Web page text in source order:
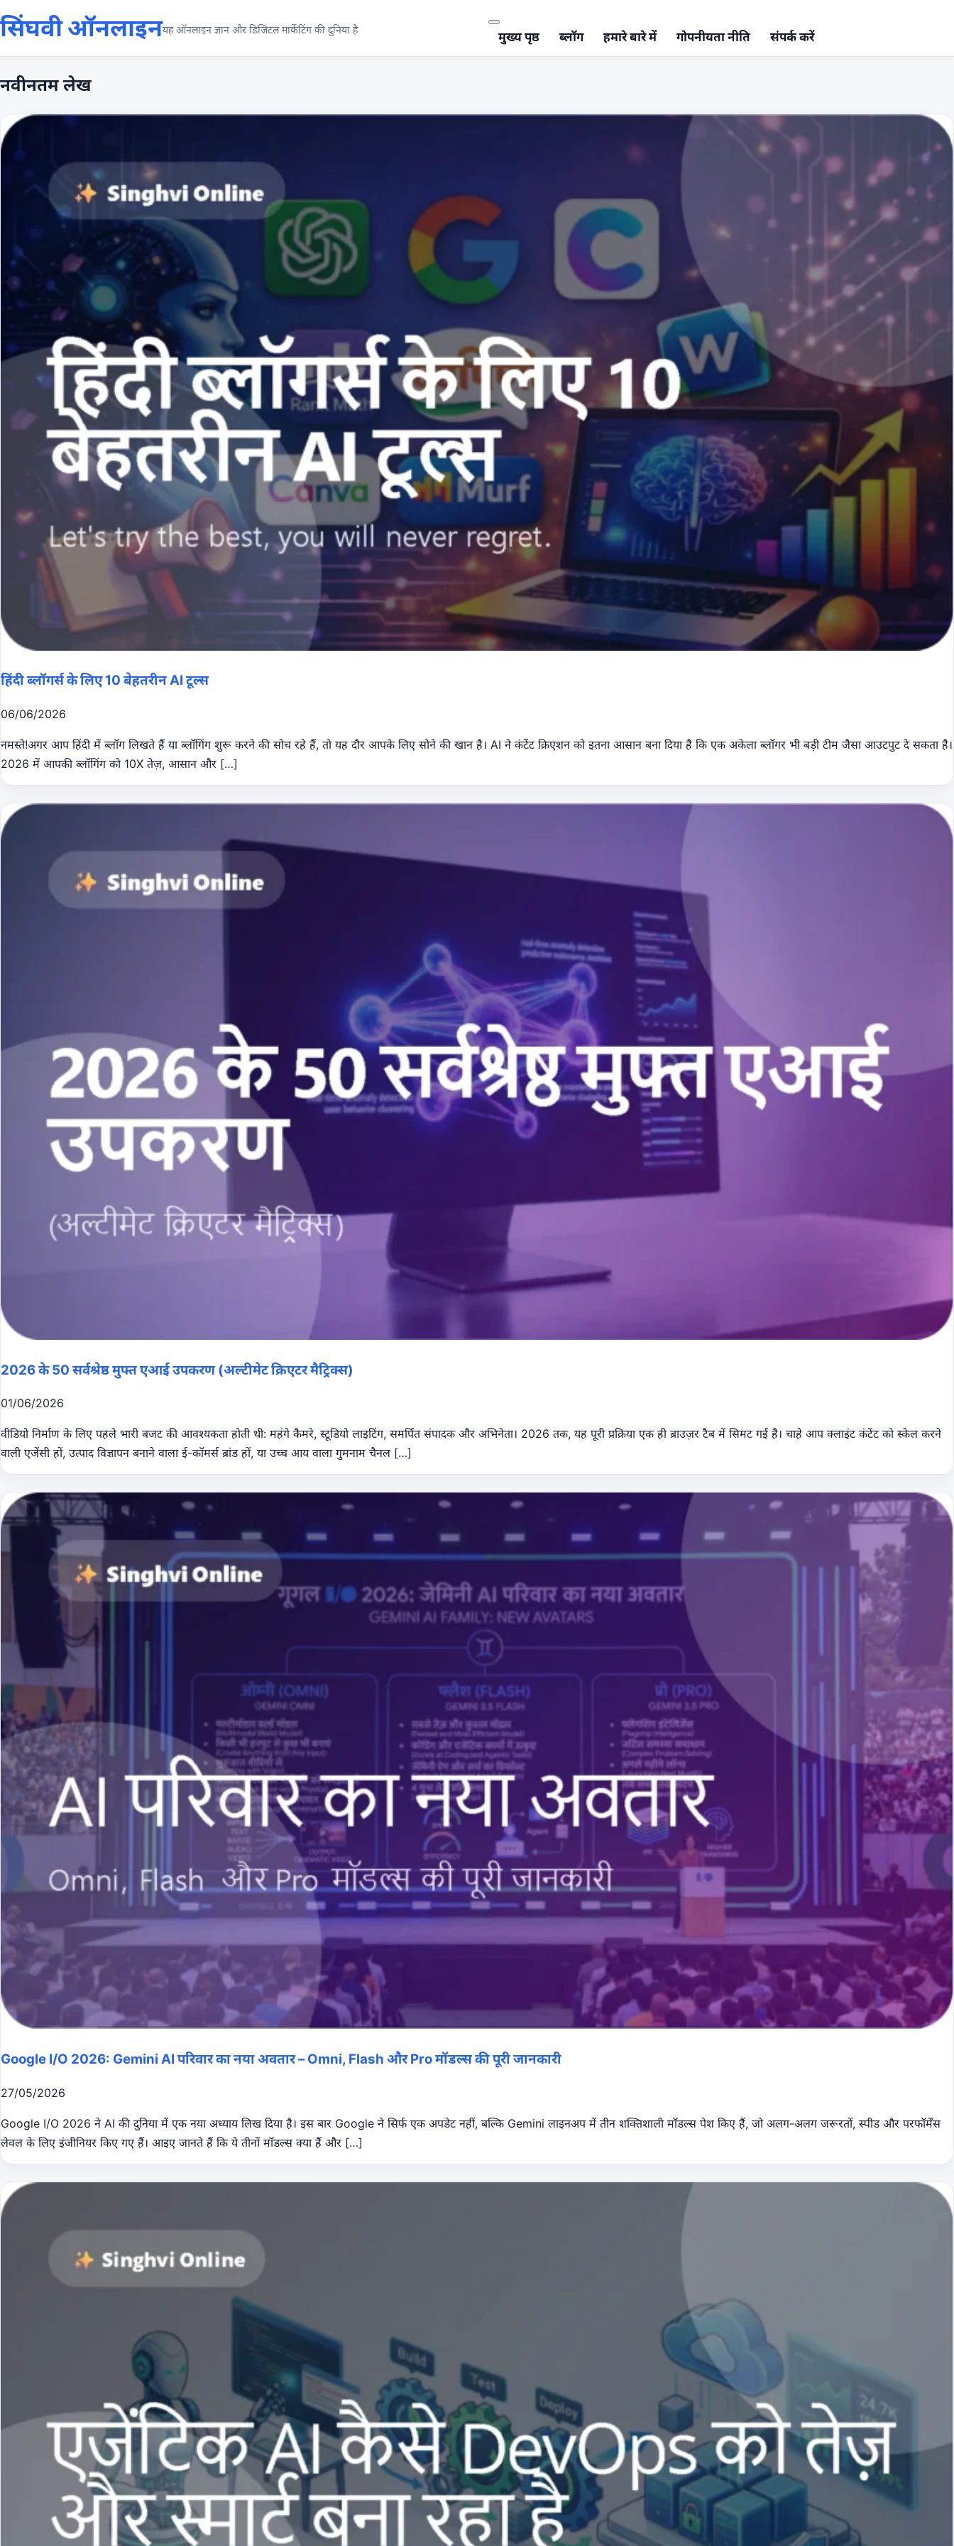
सिंघवी ऑनलाइनयह ऑनलाइन ज्ञान और डिजिटल मार्केटिंग की दुनिया है
मुख्य पृष्ठ ब्लॉग हमारे बारे में गोपनीयता नीति संपर्क करें
नवीनतम लेख
हिंदी ब्लॉगर्स के लिए 10 बेहतरीन AI टूल्स
06/06/2026
नमस्ते!अगर आप हिंदी में ब्लॉग लिखते हैं या ब्लॉगिंग शुरू करने की सोच रहे हैं, तो यह दौर आपके लिए सोने की खान है। AI ने कंटेंट क्रिएशन को इतना आसान बना दिया है कि एक अकेला ब्लॉगर भी बड़ी टीम जैसा आउटपुट दे सकता है।
2026 में आपकी ब्लॉगिंग को 10X तेज़, आसान और […]
2026 के 50 सर्वश्रेष्ठ मुफ्त एआई उपकरण (अल्टीमेट क्रिएटर मैट्रिक्स)
01/06/2026
वीडियो निर्माण के लिए पहले भारी बजट की आवश्यकता होती थी: महंगे कैमरे, स्टूडियो लाइटिंग, समर्पित संपादक और अभिनेता। 2026 तक, यह पूरी प्रक्रिया एक ही ब्राउज़र टैब में सिमट गई है। चाहे आप क्लाइंट कंटेंट को स्केल करने
वाली एजेंसी हों, उत्पाद विज्ञापन बनाने वाला ई-कॉमर्स ब्रांड हों, या उच्च आय वाला गुमनाम चैनल […]
Google I/O 2026: Gemini AI परिवार का नया अवतार – Omni, Flash और Pro मॉडल्स की पूरी जानकारी
27/05/2026
Google I/O 2026 ने AI की दुनिया में एक नया अध्याय लिख दिया है। इस बार Google ने सिर्फ एक अपडेट नहीं, बल्कि Gemini लाइनअप में तीन शक्तिशाली मॉडल्स पेश किए हैं, जो अलग-अलग जरूरतों, स्पीड और परफॉर्मेंस
लेवल के लिए इंजीनियर किए गए हैं। आइए जानते हैं कि ये तीनों मॉडल्स क्या हैं और […]